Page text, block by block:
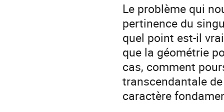
Le problème qui
pertinence du
quel point est-il
que la géométrie
cas, comment
transcendantale
caractère